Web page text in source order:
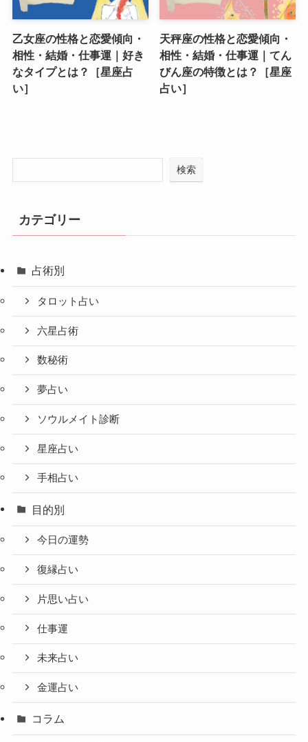
乙女座の性格と恋愛傾向・
相性・結婚・仕事運｜好き
なタイプとは？［星座占
い］
天秤座の性格と恋愛傾向・
相性・結婚・仕事運｜てん
びん座の特徴とは？［星座
占い］
検索
カテゴリー
占術別
タロット占い
六星占術
数秘術
夢占い
ソウルメイト診断
星座占い
手相占い
目的別
今日の運勢
復縁占い
片思い占い
仕事運
未来占い
金運占い
コラム